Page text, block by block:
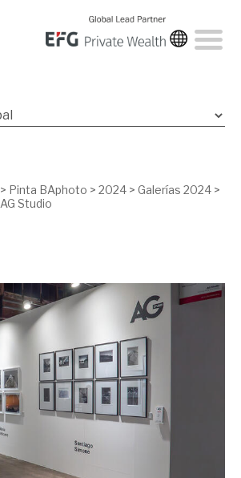
> Pinta BAphoto > 2024 > Galerías 2024 >
AG Studio